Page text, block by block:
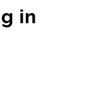
in